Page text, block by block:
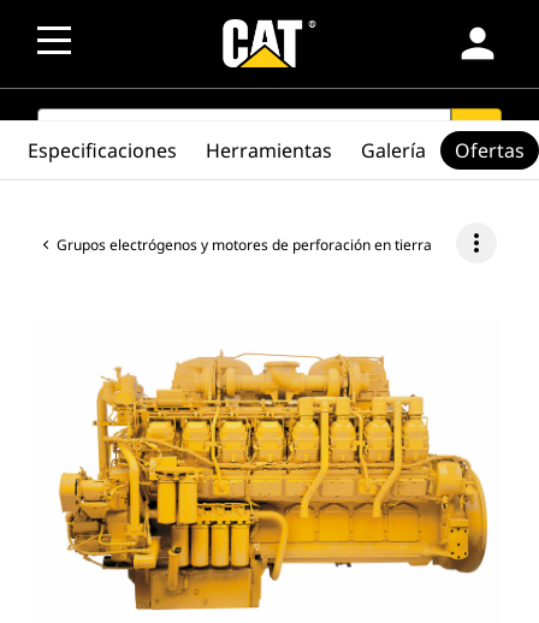
person
SEARCH search
Grupos electrógenos y motores de perforación en tierra more_vert
Especificaciones Herramientas Galería Ofertas